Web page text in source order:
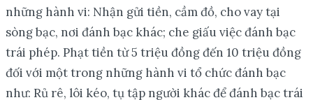
những hành vi: Nhận gửi tiền, cầm đồ, cho vay tại
sòng bạc, nơi đánh bạc khác; che giấu việc đánh bạc
trái phép. Phạt tiền từ 5 triệu đồng đến 10 triệu đồng
đối với một trong những hành vi tổ chức đánh bạc
như: Rủ rê, lôi kéo, tụ tập người khác để đánh bạc trái